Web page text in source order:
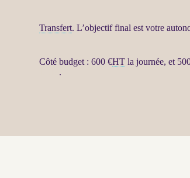
Transfert. L’objectif final est votre
Côté budget : 600 €HT la journée, et
.